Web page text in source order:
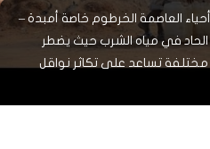
العاصمة الخرطوم خاصة أمبدة –
في مياه الشرب حيث يضطر
مختلفة تساعد على تكاثر نواقل